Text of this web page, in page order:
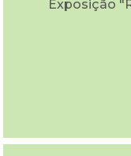
Exposição